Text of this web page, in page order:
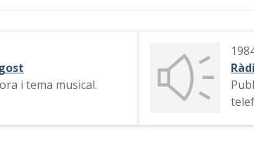
i tema musical.